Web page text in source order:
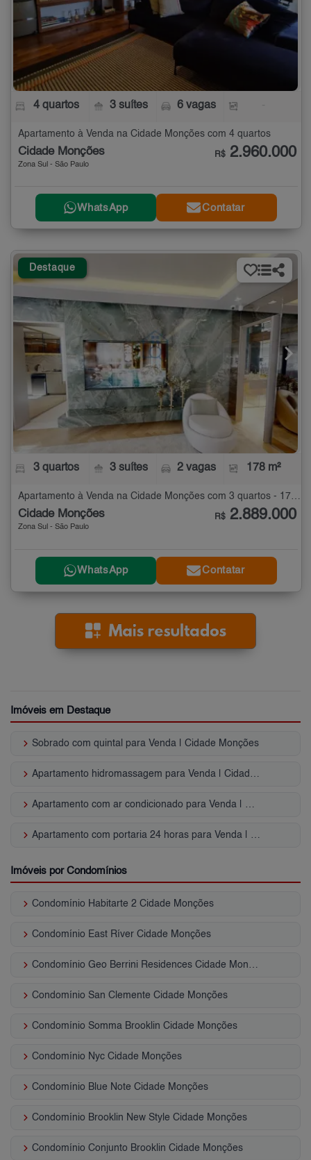
4 quartos 3 suítes 6 vagas
Apartamento à Venda na Cidade Monções com 4 quartos
Cidade Monções
Zona Sul - São Paulo
R$ 2.960.000
WhatsApp Contatar
Destaque
3 quartos 3 suítes 2 vagas 178 m²
Apartamento à Venda na Cidade Monções com 3 quartos - 178 m²
Cidade Monções
Zona Sul - São Paulo
R$ 2.889.000
WhatsApp Contatar
Imóveis em Destaque
keyboard_arrow_right Sobrado com quintal para Venda | Cidade Monções
keyboard_arrow_right
keyboard_arrow_right
keyboard_arrow_right
Imóveis por Condomínios
keyboard_arrow_right Condomínio Habitarte 2 Cidade Monções
keyboard_arrow_right Condomínio East Ríver Cidade Monções
keyboard_arrow_right
keyboard_arrow_right Condomínio San Clemente Cidade Monções
keyboard_arrow_right Condomínio Somma Brooklin Cidade Monções
keyboard_arrow_right Condomínio Nyc Cidade Monções
keyboard_arrow_right Condomínio Blue Note Cidade Monções
keyboard_arrow_right Condomínio Brooklin New Style Cidade Monções
keyboard_arrow_right Condomínio Conjunto Brooklin Cidade Monções